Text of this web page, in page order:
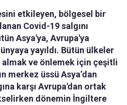
etkileyen, bölgesel bir
Covid-19 salgını
Asya'ya, Avrupa'ya
yayıldı. Bütün ülkeler
almak ve önlemek için çeşitli
merkez üssü Asya’dan
karşı Avrupa'dan ortak
dönemin İngiltere